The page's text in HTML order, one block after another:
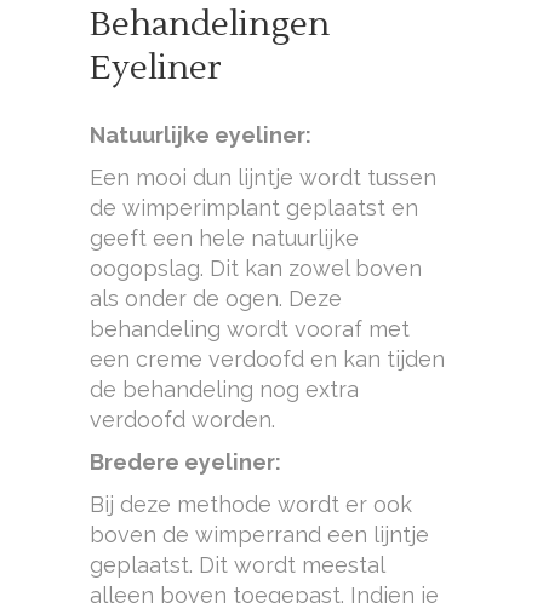
Behandelingen
Eyeliner
Natuurlijke eyeliner:
Een mooi dun lijntje wordt tussen
de wimperimplant geplaatst en
geeft een hele natuurlijke
oogopslag. Dit kan zowel boven
als onder de ogen. Deze
behandeling wordt vooraf met
een creme verdoofd en kan tijden
de behandeling nog extra
verdoofd worden.
Bredere eyeliner:
Bij deze methode wordt er ook
boven de wimperrand een lijntje
geplaatst. Dit wordt meestal
alleen boven toegepast. Indien je